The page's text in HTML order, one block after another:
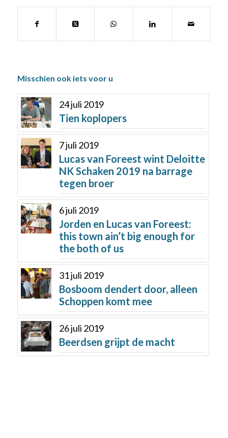
Misschien ook iets voor u
24 juli 2019
Tien koplopers
7 juli 2019
Lucas van Foreest wint Deloitte
NK Schaken 2019 na barrage
tegen broer
6 juli 2019
Jorden en Lucas van Foreest:
this town ain’t big enough for
the both of us
31 juli 2019
Bosboom dendert door, alleen
Schoppen komt mee
26 juli 2019
Beerdsen grijpt de macht